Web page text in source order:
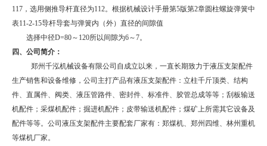
117 ，选用侧推导杆直径为112。根据机械设计手册第5版第2章圆柱螺旋弹簧中
表11-2-15导杆导套与弹簧内（外）直径的间隙值
选择中径D=80～ 120所以间隙为6～7。
四、公司简介：
郑州千泓机械设备有限公司自成立以来，一直长期致力于液压支架配件
生产销售和设备维修，公司主打产品有液压支架配件：立柱千斤顶类、结构
件、直属件、阀类、液压管路件、密封件、标准件、胶管总成等等；刮板输送
机配件；采煤机配件；掘进机配件；皮带输送机配件；煤矿上所需其它设备及
配件等等。公司液压支架配件主要配套厂家有：郑煤机、郑州四维、林州重机
等煤机厂家。